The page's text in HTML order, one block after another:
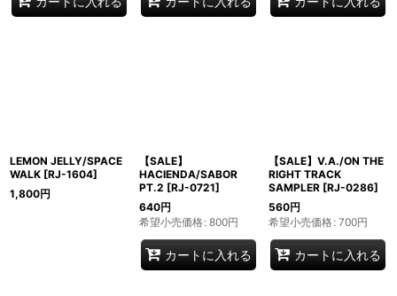
LEMON JELLY/SPACE
WALK [RJ-1604]
1,800円
【SALE】
HACIENDA/SABOR
PT.2 [RJ-0721]
640円
希望小売価格: 800円
カートに入れる
【SALE】V.A./ON THE
RIGHT TRACK
SAMPLER [RJ-0286]
560円
希望小売価格: 700円
カートに入れる